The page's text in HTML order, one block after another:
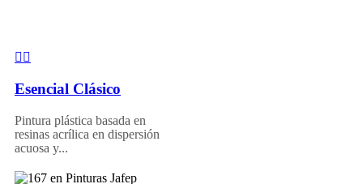
Esencial Clásico
Pintura plástica basada en
resinas acrílica en dispersión
acuosa y...